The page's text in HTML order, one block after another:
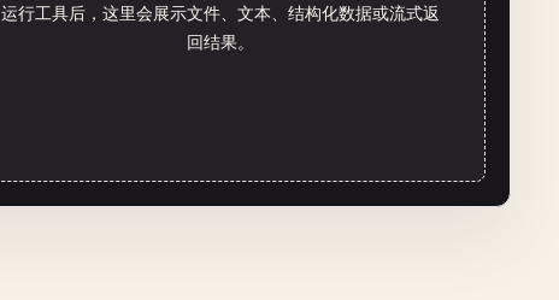
运行工具后，这里会展示文件、文本、结构化数据或流式返
回结果。